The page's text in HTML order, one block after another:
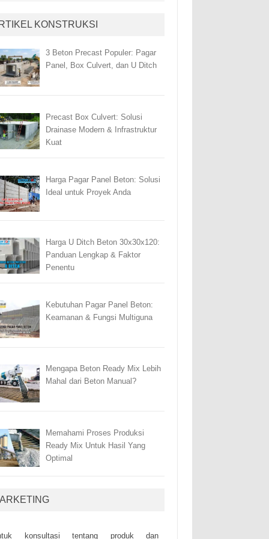
KONSTRUKSI
3 Beton Precast Populer: Pagar
Panel, Box Culvert, dan U Ditch
Precast Box Culvert: Solusi
Drainase Modern & Infrastruktur
Kuat
Harga Pagar Panel Beton: Solusi
Ideal untuk Proyek Anda
Harga U Ditch Beton 30x30x120:
Panduan Lengkap & Faktor
Penentu
Kebutuhan Pagar Panel Beton:
Keamanan & Fungsi Multiguna
Mengapa Beton Ready Mix Lebih
Mahal dari Beton Manual?
Memahami Proses Produksi
Ready Mix Untuk Hasil Yang
Optimal
kоnsultаsі tеntаng рrоduk dаn